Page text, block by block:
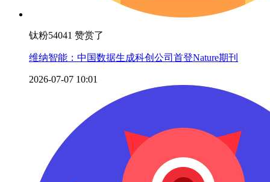
钛粉54041 赞赏了
维纳智能：中国数据生成科创公司首登Nature期刊
2026-07-07 10:01